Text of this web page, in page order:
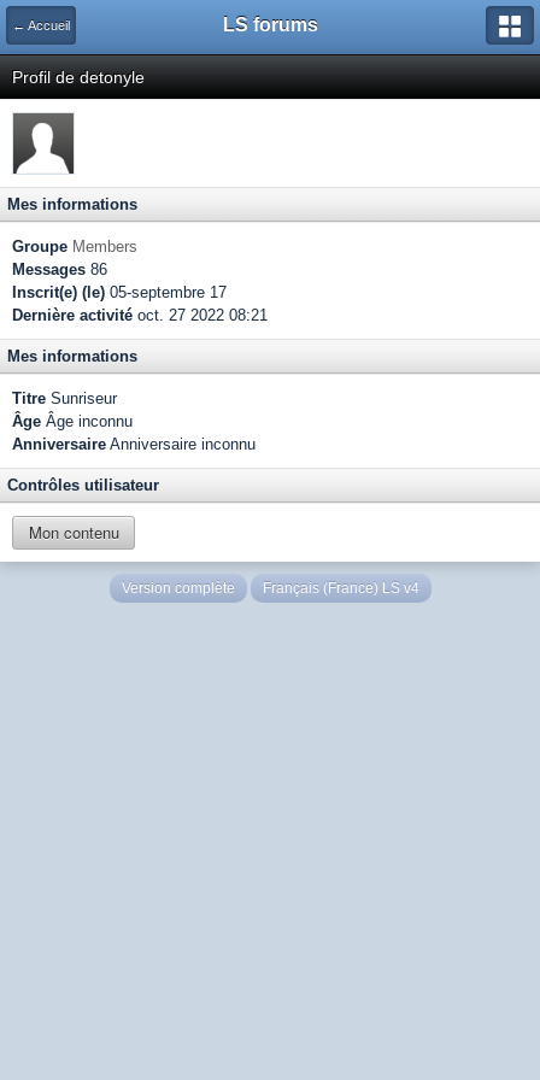
← Accueil LS forums
Profil de detonyle
Mes informations
Groupe Members
Messages 86
Inscrit(e) (le) 05-septembre 17
Dernière activité oct. 27 2022 08:21
Mes informations
Titre Sunriseur
Âge Âge inconnu
Anniversaire Anniversaire inconnu
Contrôles utilisateur
Mon contenu
Version complète Français (France) LS v4